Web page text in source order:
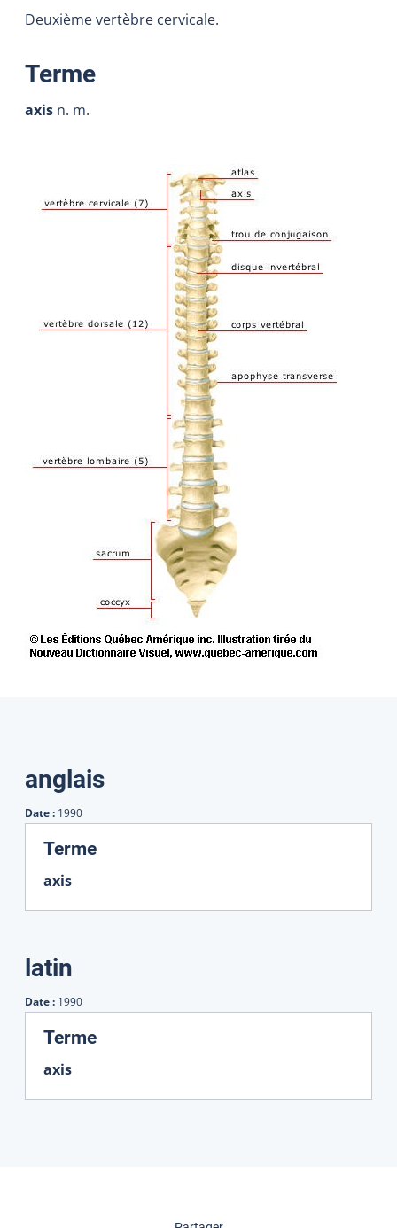
Deuxième vertèbre cervicale.
Terme:
axis n. m.
Traductions
anglais
Date : 1990
Terme:
axis
latin
Date : 1990
Terme:
axis